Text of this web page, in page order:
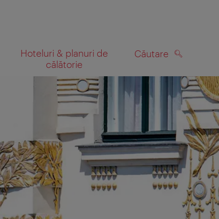
Hoteluri & planuri de
călătorie
Căutare
CĂUTARE